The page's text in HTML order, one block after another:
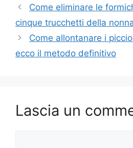
Come eliminare le
cinque trucchetti della
Come allontanare i
ecco il metodo definitivo
Lascia un